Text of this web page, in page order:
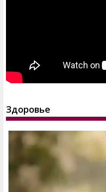
Здоровье